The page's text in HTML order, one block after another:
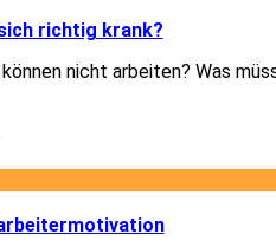
richtig krank?
nicht arbeiten? Was